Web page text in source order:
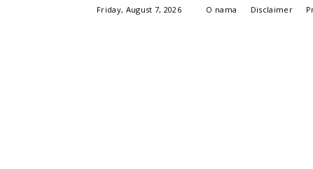
Friday, August 7, 2026 O nama Disclaimer